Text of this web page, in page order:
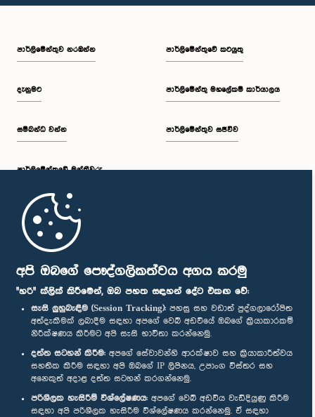
අපි ඔබගේ පෞද්ගලිකත්වය අගය කරමු
"හරි" ක්ලික් කිරීමෙන්, ඔබ පහත සඳහන් දේට එකඟ වේ:
සැසි ලුහුබැඳීම (Session Tracking): පහසු සහ වඩාත් පුද්ගලාරෝපිත
අත්දැකීමක් ලබාදීම සඳහා අපගේ වෙබ් අඩවියේ ඔබගේ ක්‍රියාකාරකම්
නිරීක්ෂණය කිරීමට අපි සැසි භාවිතා කරන්නෙමු.
දත්ත සටහන් කිරීම: අපගේ සේවාවන්හි ආරක්ෂාව සහ ක්‍රියාකාරීත්වය
සහතික කිරීම සඳහා අපි ඔබගේ IP ලිපිනය, උපාංග විස්තර සහ
අනෙකුත් අදාළ දත්ත සටහන් කරගන්නෙමු.
පරිශීලක හැසිරීම් විශ්ලේෂණය: අපගේ වෙබ් අඩවිය වැඩිදියුණු කිරීම
සඳහා අපි පරිශීලක හැසිරීම විශ්ලේෂණය කරන්නෙමු. ඒ සඳහා
පාර්ලි‌මේන්තුව නරඹන්න
දැනුමට
සම්බන්ධ වන්න
පාර්ලි‌මේන්තුවේ මන්ත්‍රීවරු
මුල් පිටුව
පාර්ලිමේන්තුවේ කටයුතු
පාර්ලිමේන්තු මහලේකම් කාර්යාලය
පාර්ලිමේන්තුව සජීවීව
පාර්ලිමේන්තු ජංගම යෙදුම
අප හා සම්බන්ධ වී සිටින්න :
සම්මාන